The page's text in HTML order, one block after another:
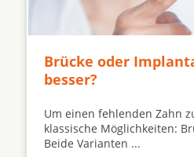
Brücke oder
besser?
Um einen fehlenden Zahn
klassische Möglichkeiten:
Beide Varianten ...